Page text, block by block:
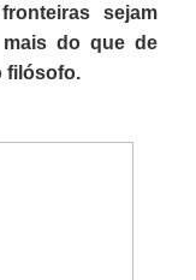
sejam
do que de
filósofo.